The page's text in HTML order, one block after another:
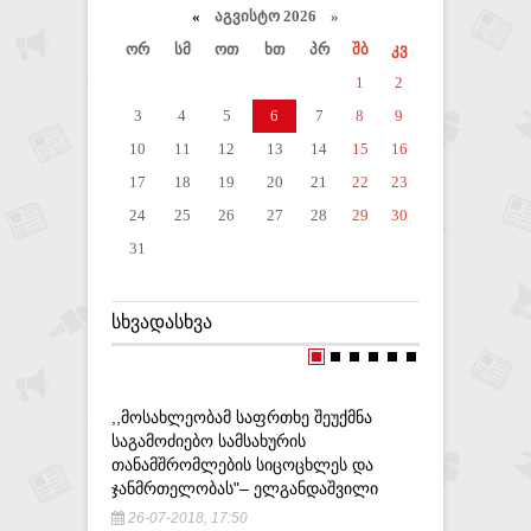
« აგვისტო 2026 »
ორ
სმ ოთ ხთ პრ შბ
კვ
1
2
3
4 5 6 7 8
9
10
11 12 13 14 15
16
17
18 19 20 21 22
23
24
25 26 27 28 29
30
31
ᲡᲮᲕᲐᲓᲐᲡᲮᲕᲐ
,,ᲛᲝᲡᲐᲮᲚᲔᲝᲑᲐᲛ ᲡᲐᲤᲠᲗᲮᲔ ᲨᲔᲣᲥᲛᲜᲐ
ᲡᲐᲒᲐᲛᲝᲫᲘᲔᲑᲝ ᲡᲐᲛᲡᲐᲮᲣᲠᲘᲡ
ᲗᲐᲜᲐᲛᲨᲠᲝᲛᲚᲔᲑᲘᲡ ᲡᲘᲪᲝᲪᲮᲚᲔᲡ ᲓᲐ
ᲯᲐᲜᲛᲠᲗᲔᲚᲝᲑᲐᲡ"– ᲔᲚᲒᲐᲜᲓᲐᲨᲕᲘᲚᲘ
26-07-2018, 17:50